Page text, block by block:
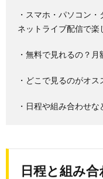
・スマホ・パソコン
ネットライブ配信で楽
・無料で見れるの？月
・どこで見るのがオス
・日程や組み合わせな
日程と組み合